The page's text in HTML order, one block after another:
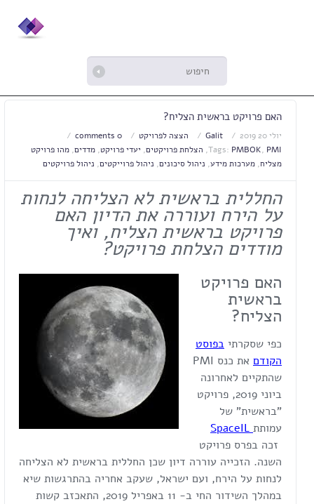
האם פרויקט בראשית הצליח?
יולי 20 2019 Galit הצצה לפרויקט
0 comments
Tags: PMBOK, PMI
, הצלחת פרויקטים, יעדי פרויקט, מדדים, מהו פרויקט
מצליח, מערכות מידע, ניהול סיכונים, ניהול פרוייקטים, ניהול פרויקטים
החללית בראשית לא הצליחה לנחות
על הירח ועוררה את הדיון האם
פרויקט בראשית הצליח, ואיך
מודדים הצלחת פרויקט?
האם פרויקט
בראשית
הצליח?
כפי שסקרתי בפוסט
הקודם
את כנס PMI
שהתקיים לאחרונה
ביוני 2019, פרויקט
"בראשית" של
עמותת
זכה בפרס פרויקט
השנה. הזכייה עוררה דיון שכן החללית בראשית לא הצליחה
לנחות על הירח, ועם ישראל, שעקב אחריה בהתרגשות שיא
במהלך השידור החי ב- 11 באפריל 2019, התאכזב קשות